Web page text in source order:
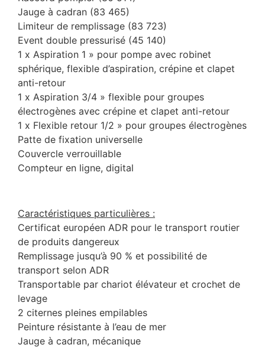
Jauge à cadran (83 465)
Limiteur de remplissage (83 723)
Event double pressurisé (45 140)
1 x Aspiration 1 » pour pompe avec robinet
sphérique, flexible d’aspiration, crépine et clapet
anti-retour
1 x Aspiration 3/4 » flexible pour groupes
électrogènes avec crépine et clapet anti-retour
1 x Flexible retour 1/2 » pour groupes électrogènes
Patte de fixation universelle
Couvercle verrouillable
Compteur en ligne, digital
Caractéristiques particulières :
Certificat européen ADR pour le transport routier
de produits dangereux
Remplissage jusqu’à 90 % et possibilité de
transport selon ADR
Transportable par chariot élévateur et crochet de
levage
2 citernes pleines empilables
Peinture résistante à l’eau de mer
Jauge à cadran, mécanique